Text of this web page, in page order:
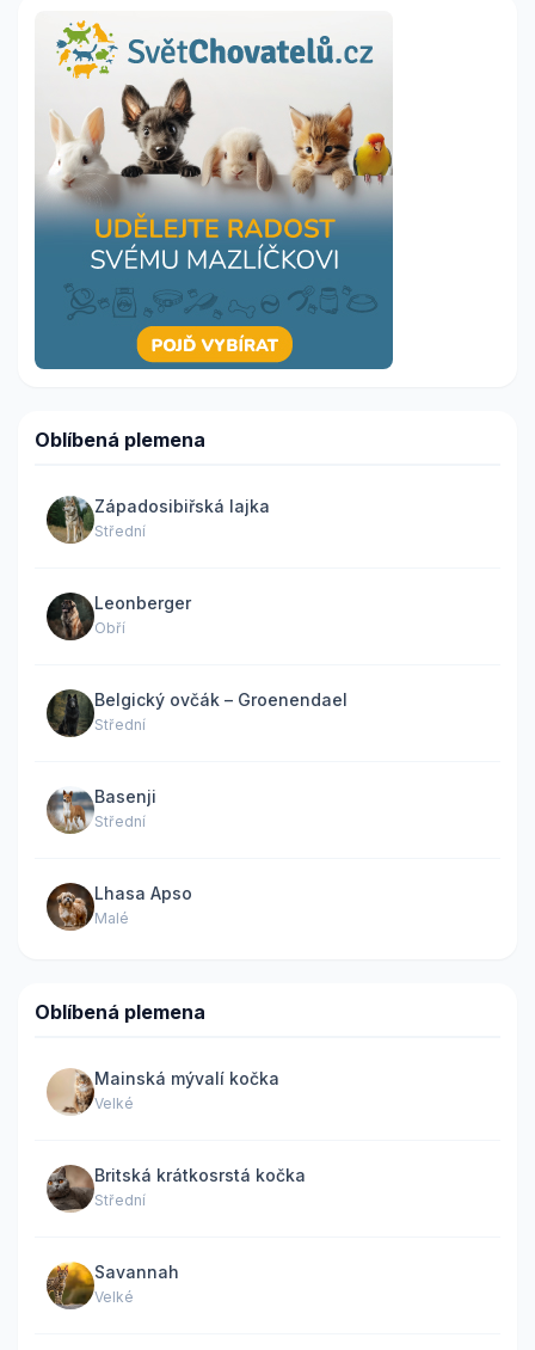
Oblíbená plemena
Západosibiřská lajka
Střední
Leonberger
Obří
Belgický ovčák – Groenendael
Střední
Basenji
Střední
Lhasa Apso
Malé
Oblíbená plemena
Mainská mývalí kočka
Velké
Britská krátkosrstá kočka
Střední
Savannah
Velké